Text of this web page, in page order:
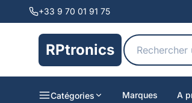
+33 9 70 01 91 75
RPtronics
Catégories Marques A